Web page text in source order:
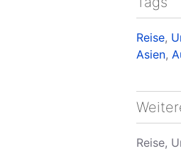
Reise,
Asien,
Reise,